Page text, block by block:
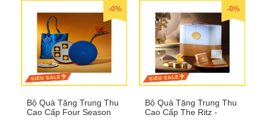
-0%
Bộ Quà Tặng Trung Thu
Cao Cấp Four Season
-0%
Bộ Quà Tặng Trung Thu
Cao Cấp The Ritz -